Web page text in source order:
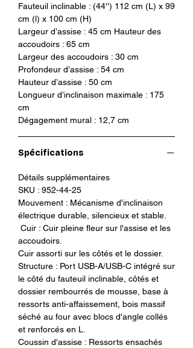
Remarque : Nos images numériques
présentent des couleurs vives et
authentiques. En raison des
différences entre les écrans,
certaines couleurs peuvent différer
de celles du produit réel.
Prévoir: 10 à 12 semaines pour la
conception de votre sofa de luxe
pour avoir le meilleur des conforts.
Fauteuil inclinable : (44'') 112 cm (L) x 99
cm (l) x 100 cm (H)
Largeur d’assise : 45 cm Hauteur des
accoudoirs : 65 cm
Largeur des accoudoirs : 30 cm
Profondeur d’assise : 54 cm
Hauteur d’assise : 50 cm
Longueur d’inclinaison maximale : 175
cm
Dégagement mural : 12,7 cm
Spécifications
Détails supplémentaires
SKU : 952-44-25
Mouvement : Mécanisme d'inclinaison
électrique durable, silencieux et stable.
Cuir : Cuir pleine fleur sur l'assise et les
accoudoirs.
Cuir assorti sur les côtés et le dossier.
Structure : Port USB-A/USB-C intégré sur
le côté du fauteuil inclinable, côtés et
dossier rembourrés de mousse, base à
ressorts anti-affaissement, bois massif
séché au four avec blocs d'angle collés
et renforcés en L.
Coussin d'assise : Ressorts ensachés